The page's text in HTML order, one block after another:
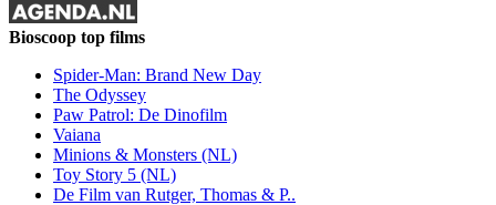
Bioscoop top films
Spider-Man: Brand New Day
The Odyssey
Paw Patrol: De Dinofilm
Vaiana
Minions & Monsters (NL)
Toy Story 5 (NL)
De Film van Rutger, Thomas & P..